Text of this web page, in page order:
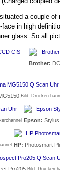
a couple of
in high
glass. So all
Brother:
Bild:
Epson: Stylus
HP: Photosmart